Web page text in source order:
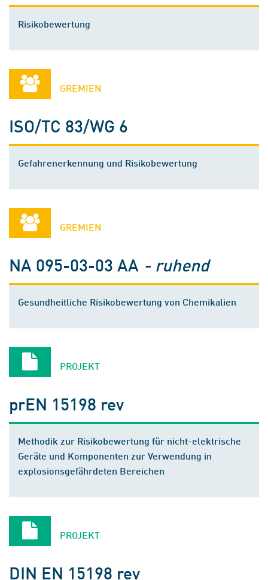
Risikobewertung
GREMIEN
ISO/TC 83/WG 6
Gefahrenerkennung und Risikobewertung
GREMIEN
NA 095-03-03 AA - ruhend
Gesundheitliche Risikobewertung von Chemikalien
PROJEKT
prEN 15198 rev
Methodik zur Risikobewertung für nicht-elektrische
Geräte und Komponenten zur Verwendung in
explosionsgefährdeten Bereichen
PROJEKT
DIN EN 15198 rev